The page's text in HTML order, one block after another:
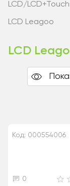
LCD/
LCD Leagoo
LCD
Код: 000554006
0